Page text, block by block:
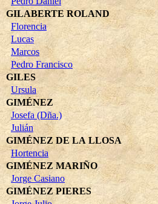
GILABERTE ROLAND
Florencia
Lucas
Marcos
Pedro Francisco
GILES
Ursula
GIMÉNEZ
Josefa (Dña.)
Julián
GIMÉNEZ DE LA LLOSA
Hortencia
GIMÉNEZ MARIÑO
Jorge Casiano
GIMÉNEZ PIERES